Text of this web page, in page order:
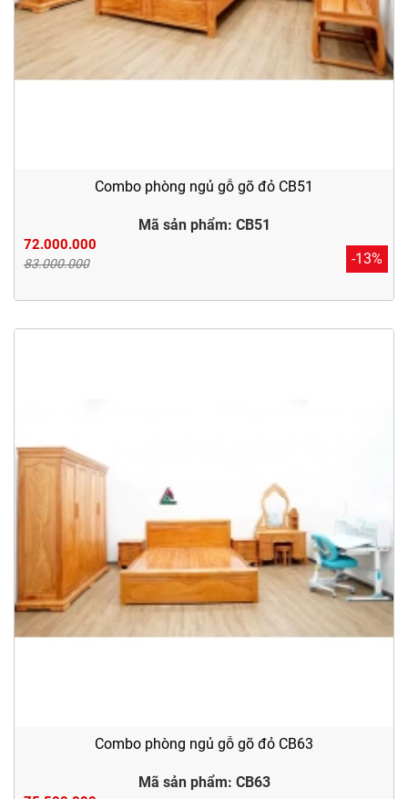
Combo phòng ngủ gỗ gõ đỏ CB51
Mã sản phẩm: CB51
72.000.000
83.000.000 -13%
Combo phòng ngủ gỗ gõ đỏ CB63
Mã sản phẩm: CB63